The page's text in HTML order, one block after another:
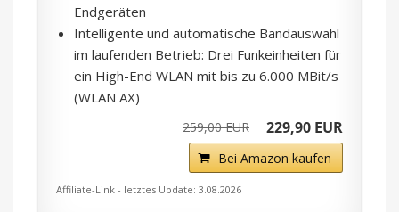
Endgeräten
Intelligente und automatische Bandauswahl
im laufenden Betrieb: Drei Funkeinheiten für
ein High-End WLAN mit bis zu 6.000 MBit/s
(WLAN AX)
259,00 EUR 229,90 EUR
Bei Amazon kaufen
Affiliate-Link - letztes Update: 3.08.2026